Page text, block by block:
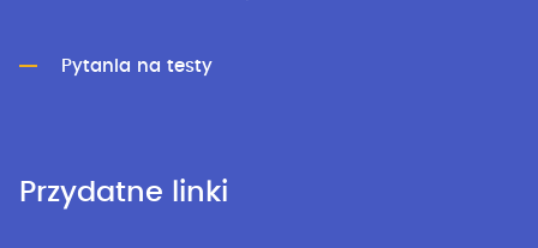
Pytania na testy
Przydatne linki